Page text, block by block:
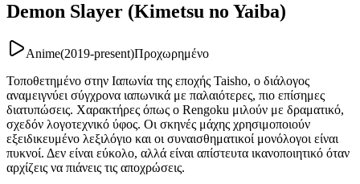
Demon Slayer (Kimetsu no Yaiba)
Anime(2019-present)Προχωρημένο
Τοποθετημένο στην Ιαπωνία της εποχής Taisho, ο διάλογος
αναμειγνύει σύγχρονα ιαπωνικά με παλαιότερες, πιο επίσημες
διατυπώσεις. Χαρακτήρες όπως ο Rengoku μιλούν με δραματικό,
σχεδόν λογοτεχνικό ύφος. Οι σκηνές μάχης χρησιμοποιούν
εξειδικευμένο λεξιλόγιο και οι συναισθηματικοί μονόλογοι είναι
πυκνοί. Δεν είναι εύκολο, αλλά είναι απίστευτα ικανοποιητικό όταν
αρχίζεις να πιάνεις τις αποχρώσεις.